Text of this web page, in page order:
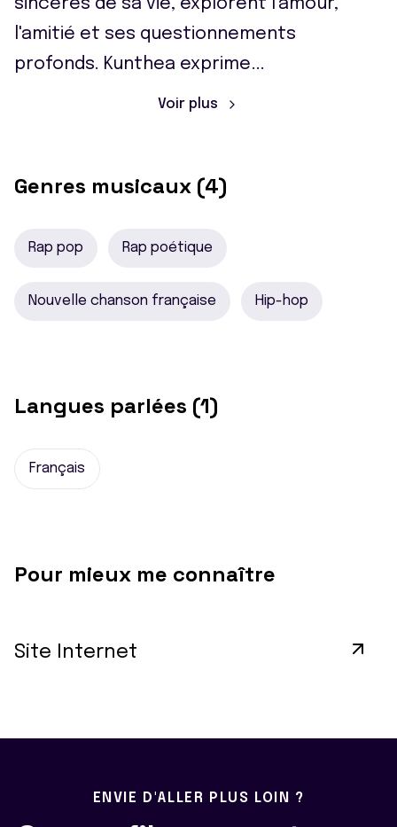
sincères de sa vie, explorent l'amour,
l'amitié et ses questionnements
profonds. Kunthea exprime...
Voir plus
Genres musicaux (4)
Rap pop Rap poétique
Nouvelle chanson française Hip-hop
Langues parlées (1)
Français
Pour mieux me connaître
Site Internet
ENVIE D'ALLER PLUS LOIN ?